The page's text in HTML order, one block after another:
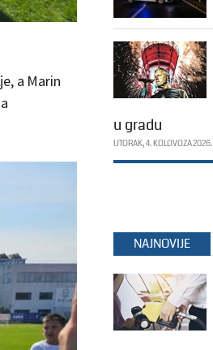
a Marin
u gradu
UTORAK, 4. KOLOVOZA 2026.
NAJNOVIJE